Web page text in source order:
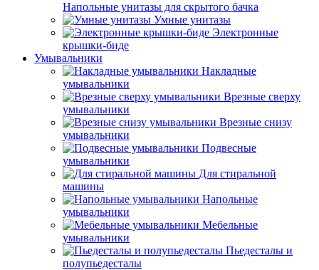
Напольные унитазы для скрытого бачка
Умные унитазы
Электронные
крышки-биде
Умывальники
Накладные
умывальники
Врезные сверху
умывальники
Врезные снизу
умывальники
Подвесные
умывальники
Для стиральной
машины
Напольные
умывальники
Мебельные
умывальники
Пьедесталы и
полупьедесталы